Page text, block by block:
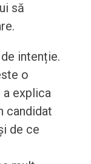
să
intenție.
o
explica
candidat
de ce